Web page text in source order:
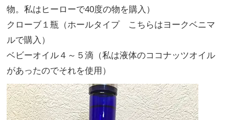
物。私はヒーローで40度の物を購入）
クローブ１瓶（ホールタイプ こちらはヨークベニマ
ルで購入）
ベビーオイル４～５滴（私は液体のココナッツオイル
があったのでそれを使用）